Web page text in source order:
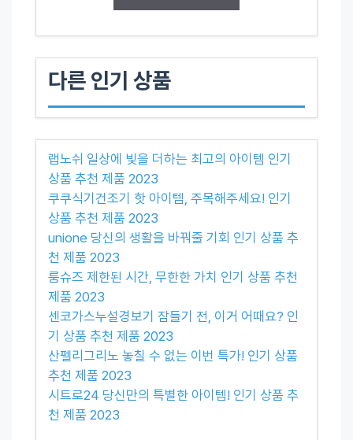
다른 인기 상품
랩노쉬 일상에 빛을 더하는 최고의 아이템 인기
상품 추천 제품 2023
쿠쿠식기건조기 핫 아이템, 주목해주세요! 인기
상품 추천 제품 2023
unione 당신의 생활을 바꿔줄 기회 인기 상품 추
천 제품 2023
룸슈즈 제한된 시간, 무한한 가치 인기 상품 추천
제품 2023
센코가스누설경보기 잠들기 전, 이거 어때요? 인
기 상품 추천 제품 2023
산펠리그리노 놓칠 수 없는 이번 특가! 인기 상품
추천 제품 2023
시트로24 당신만의 특별한 아이템! 인기 상품 추
천 제품 2023